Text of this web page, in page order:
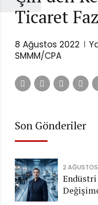
Ticaret
8 Ağustos 2022
SMMM/CPA
Son Gönderiler
2
Endüstri